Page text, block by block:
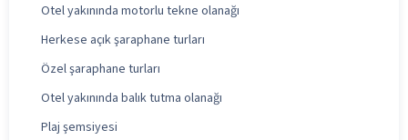
Otel yakınında motorlu tekne olanağı
Herkese açık şaraphane turları
Özel şaraphane turları
Otel yakınında balık tutma olanağı
Plaj şemsiyesi